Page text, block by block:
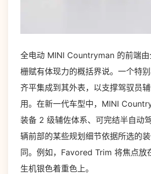
全电动 MINI Countryman 的前端
栅赋有体现力的概括界说。一个特
齐平集成到其外表，以支撑驾驭员
用。在新一代车型中，MINI
装备 2 级辅佐体系、可完结半自动
辆前部的某些规划细节依据所选的
同。例如，Favored Trim 将焦点放
生机银色着重色上。